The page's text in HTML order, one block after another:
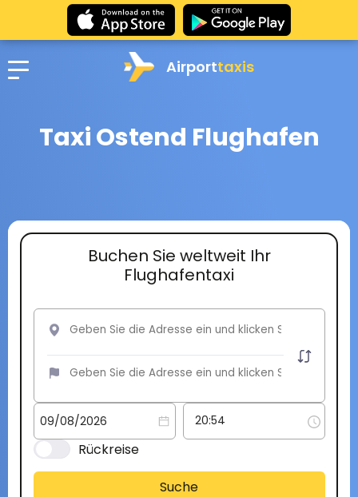
Airporttaxis
Taxi Ostend Flughafen
Buchen Sie weltweit Ihr
Flughafentaxi
Rückreise
Suche